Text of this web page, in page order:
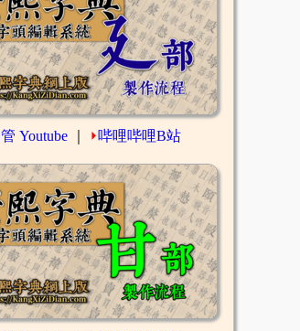
Youtube ⏵哔哩哔哩B站